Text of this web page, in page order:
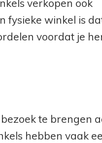
verkopen ook
fysieke winkel is
voordat je
te brengen
hebben vaak